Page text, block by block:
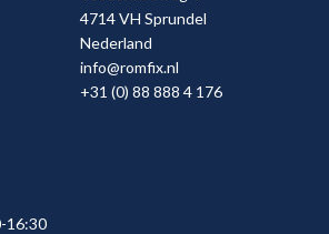
4714 VH Sprundel
Nederland
info@romfix.nl
+31 (0) 88 888 4 176
16:30